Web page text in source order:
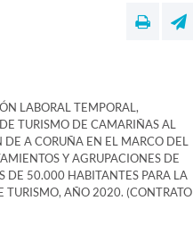
LABORAL TEMPORAL,
TURISMO DE CAMARIÑAS AL
A CORUÑA EN EL MARCO DEL
Y AGRUPACIONES DE
DE 50.000 HABITANTES PARA LA
TURISMO, AÑO 2020. (CONTRATO